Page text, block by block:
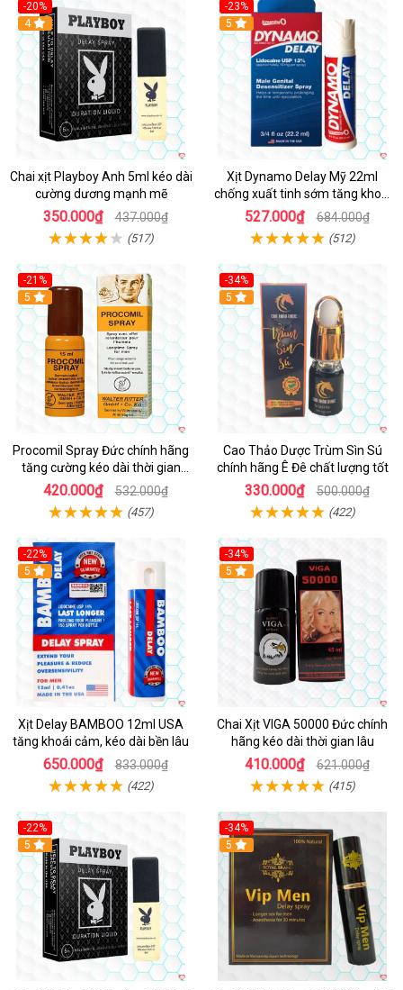
-20%
Hot
4
Chai xịt Playboy Anh 5ml kéo dài
cường dương mạnh mẽ
350.000₫ 437.000₫
(517)
-23%
5
Xịt Dynamo Delay Mỹ 22ml
chống xuất tinh sớm tăng khoái
cảm
527.000₫ 684.000₫
(512)
-21%
5
Procomil Spray Đức chính hãng
tăng cường kéo dài thời gian
hiệu quả
420.000₫ 532.000₫
(457)
-34%
5
Cao Thảo Dược Trùm Sìn Sú
chính hãng Ê Đê chất lượng tốt
330.000₫ 500.000₫
(422)
-22%
5
Xịt Delay BAMBOO 12ml USA
tăng khoái cảm, kéo dài bền lâu
650.000₫ 833.000₫
(422)
-34%
5
Chai Xịt VIGA 50000 Đức chính
hãng kéo dài thời gian lâu
410.000₫ 621.000₫
(415)
-22%
5
-34%
5